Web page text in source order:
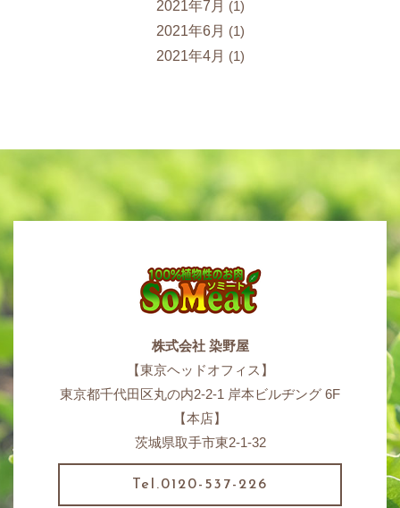
2021年7月 (1)
2021年6月 (1)
2021年4月 (1)
株式会社 染野屋
【東京ヘッドオフィス】
東京都千代田区丸の内2-2-1 岸本ビルヂング 6F
【本店】
茨城県取手市東2-1-32
Tel.0120-537-226